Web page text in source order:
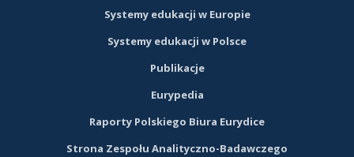
Systemy edukacji w Europie
Systemy edukacji w Polsce
Publikacje
Eurypedia
Raporty Polskiego Biura Eurydice
Strona Zespołu Analityczno-Badawczego